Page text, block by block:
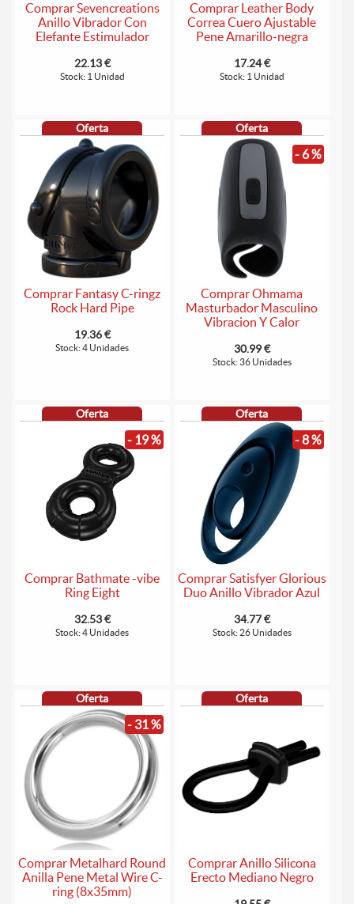
Comprar Sevencreations
Anillo Vibrador Con
Elefante Estimulador
22.13 €
Stock: 1 Unidad
Comprar Leather Body
Correa Cuero Ajustable
Pene Amarillo-negra
17.24 €
Stock: 1 Unidad
Oferta
Comprar Fantasy C-ringz
Rock Hard Pipe
19.36 €
Stock: 4 Unidades
Oferta
- 6 %
Comprar Ohmama
Masturbador Masculino
Vibracion Y Calor
30.99 €
Stock: 36 Unidades
Oferta
- 19 %
Comprar Bathmate -vibe
Ring Eight
32.53 €
Stock: 4 Unidades
Oferta
- 8 %
Comprar Satisfyer Glorious
Duo Anillo Vibrador Azul
34.77 €
Stock: 26 Unidades
Oferta
- 31 %
Comprar Metalhard Round
Anilla Pene Metal Wire C-
ring (8x35mm)
Oferta
Comprar Anillo Silicona
Erecto Mediano Negro